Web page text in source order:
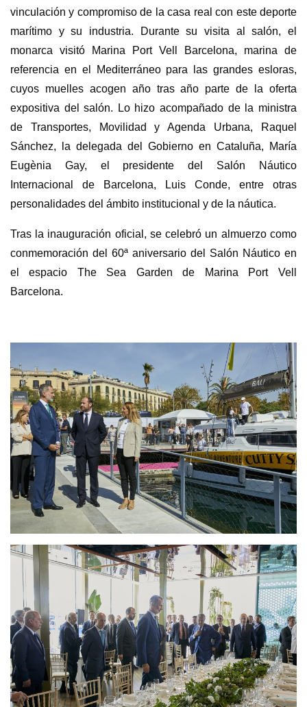
vinculación y compromiso de la casa real con este deporte
marítimo y su industria. Durante su visita al salón, el
monarca visitó Marina Port Vell Barcelona, marina de
referencia en el Mediterráneo para las grandes esloras,
cuyos muelles acogen año tras año parte de la oferta
expositiva del salón. Lo hizo acompañado de la ministra
de Transportes, Movilidad y Agenda Urbana, Raquel
Sánchez, la delegada del Gobierno en Cataluña, María
Eugènia Gay, el presidente del Salón Náutico
Internacional de Barcelona, Luis Conde, entre otras
personalidades del ámbito institucional y de la náutica.
Tras la inauguración oficial, se celebró un almuerzo como
conmemoración del 60ª aniversario del Salón Náutico en
el espacio The Sea Garden de Marina Port Vell
Barcelona.